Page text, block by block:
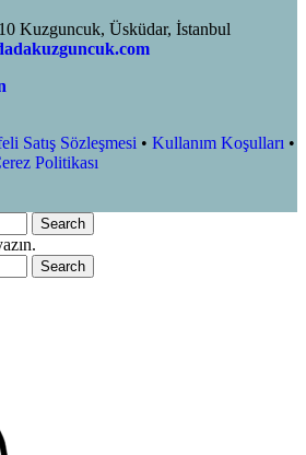
Kuzguncuk, Üsküdar, İstanbul
Satış Sözleşmesi • Kullanım Koşulları •
Politikası
Search
Search